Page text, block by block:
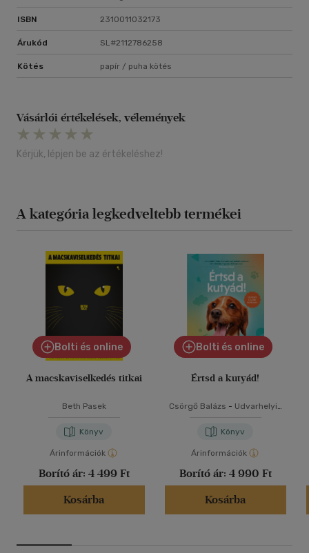
ISBN 2310011032173
Árukód SL#2112786258
Kötés papír / puha kötés
Vásárlói értékelések, vélemények
Kérjük, lépjen be az értékeléshez!
A kategória legkedveltebb termékei
Bolti és online
A macskaviselkedés titkai
Beth Pasek
Könyv
Árinformációk
Borító ár: 4 499 Ft
Kosárba
Bolti és online
Értsd a kutyád!
Csörgő Balázs - Udvarhelyi-
Könyv
Árinformációk
Borító ár: 4 990 Ft
Kosárba